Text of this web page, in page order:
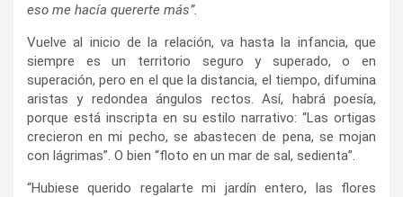
eso me hacía quererte más”.
Vuelve al inicio de la relación, va hasta la infancia, que
siempre es un territorio seguro y superado, o en
superación, pero en el que la distancia, el tiempo, difumina
aristas y redondea ángulos rectos. Así, habrá poesía,
porque está inscripta en su estilo narrativo: “Las ortigas
crecieron en mi pecho, se abastecen de pena, se mojan
con lágrimas”. O bien “floto en un mar de sal, sedienta”.
“Hubiese querido regalarte mi jardín entero, las flores